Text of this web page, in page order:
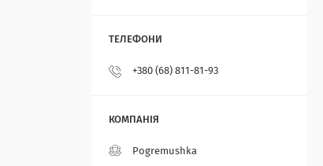
+380 (68) 811-81-93
Pogremushka